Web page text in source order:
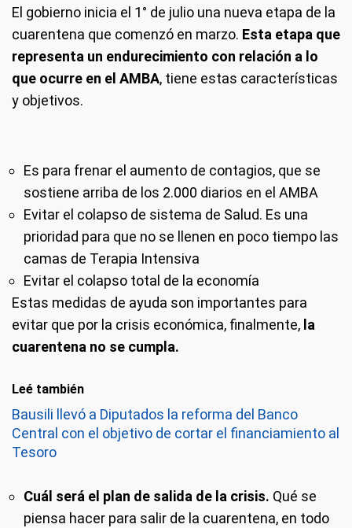
El gobierno inicia el 1° de julio una nueva etapa de la
cuarentena que comenzó en marzo. Esta etapa que
representa un endurecimiento con relación a lo
que ocurre en el AMBA, tiene estas características
y objetivos.
Es para frenar el aumento de contagios, que se
sostiene arriba de los 2.000 diarios en el AMBA
Evitar el colapso de sistema de Salud. Es una
prioridad para que no se llenen en poco tiempo las
camas de Terapia Intensiva
Evitar el colapso total de la economía
Estas medidas de ayuda son importantes para
evitar que por la crisis económica, finalmente, la
cuarentena no se cumpla.
Leé también
Bausili llevó a Diputados la reforma del Banco
Central con el objetivo de cortar el financiamiento al
Tesoro
Cuál será el plan de salida de la crisis. Qué se
piensa hacer para salir de la cuarentena, en todo